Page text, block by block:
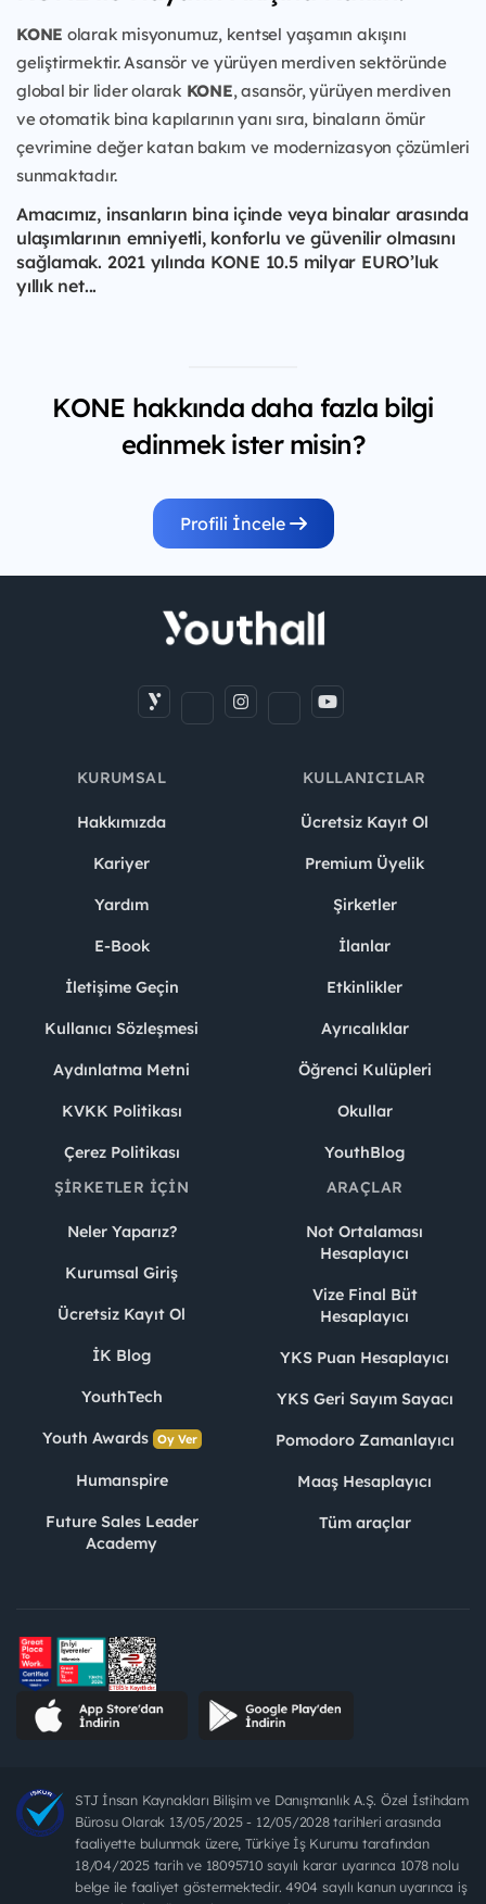
KONE olarak misyonumuz, kentsel yaşamın akışını
geliştirmektir. Asansör ve yürüyen merdiven sektöründe
global bir lider olarak KONE, asansör, yürüyen merdiven
ve otomatik bina kapılarının yanı sıra, binaların ömür
çevrimine değer katan bakım ve modernizasyon çözümleri
sunmaktadır.
Amacımız, insanların bina içinde veya binalar arasında
ulaşımlarının emniyetli, konforlu ve güvenilir olmasını
sağlamak. 2021 yılında KONE 10.5 milyar EURO’luk
yıllık net...
KONE hakkında daha fazla bilgi
edinmek ister misin?
Profili İncele
KURUMSAL
Hakkımızda
Kariyer
Yardım
E-Book
İletişime Geçin
Kullanıcı Sözleşmesi
Aydınlatma Metni
KVKK Politikası
Çerez Politikası
KULLANICILAR
Ücretsiz Kayıt Ol
Premium Üyelik
Şirketler
İlanlar
Etkinlikler
Ayrıcalıklar
Öğrenci Kulüpleri
Okullar
YouthBlog
ŞIRKETLER İÇIN
Neler Yaparız?
Kurumsal Giriş
Ücretsiz Kayıt Ol
İK Blog
YouthTech
Youth Awards Oy Ver
Humanspire
Future Sales Leader
Academy
ARAÇLAR
Not Ortalaması
Hesaplayıcı
Vize Final Büt
Hesaplayıcı
YKS Puan Hesaplayıcı
YKS Geri Sayım Sayacı
Pomodoro Zamanlayıcı
Maaş Hesaplayıcı
Tüm araçlar
STJ İnsan Kaynakları Bilişim ve Danışmanlık A.Ş. Özel İstihdam
Bürosu Olarak 13/05/2025 - 12/05/2028 tarihleri arasında
faaliyette bulunmak üzere, Türkiye İş Kurumu tarafından
18/04/2025 tarih ve 18095710 sayılı karar uyarınca 1078 nolu
belge ile faaliyet göstermektedir. 4904 sayılı kanun uyarınca iş